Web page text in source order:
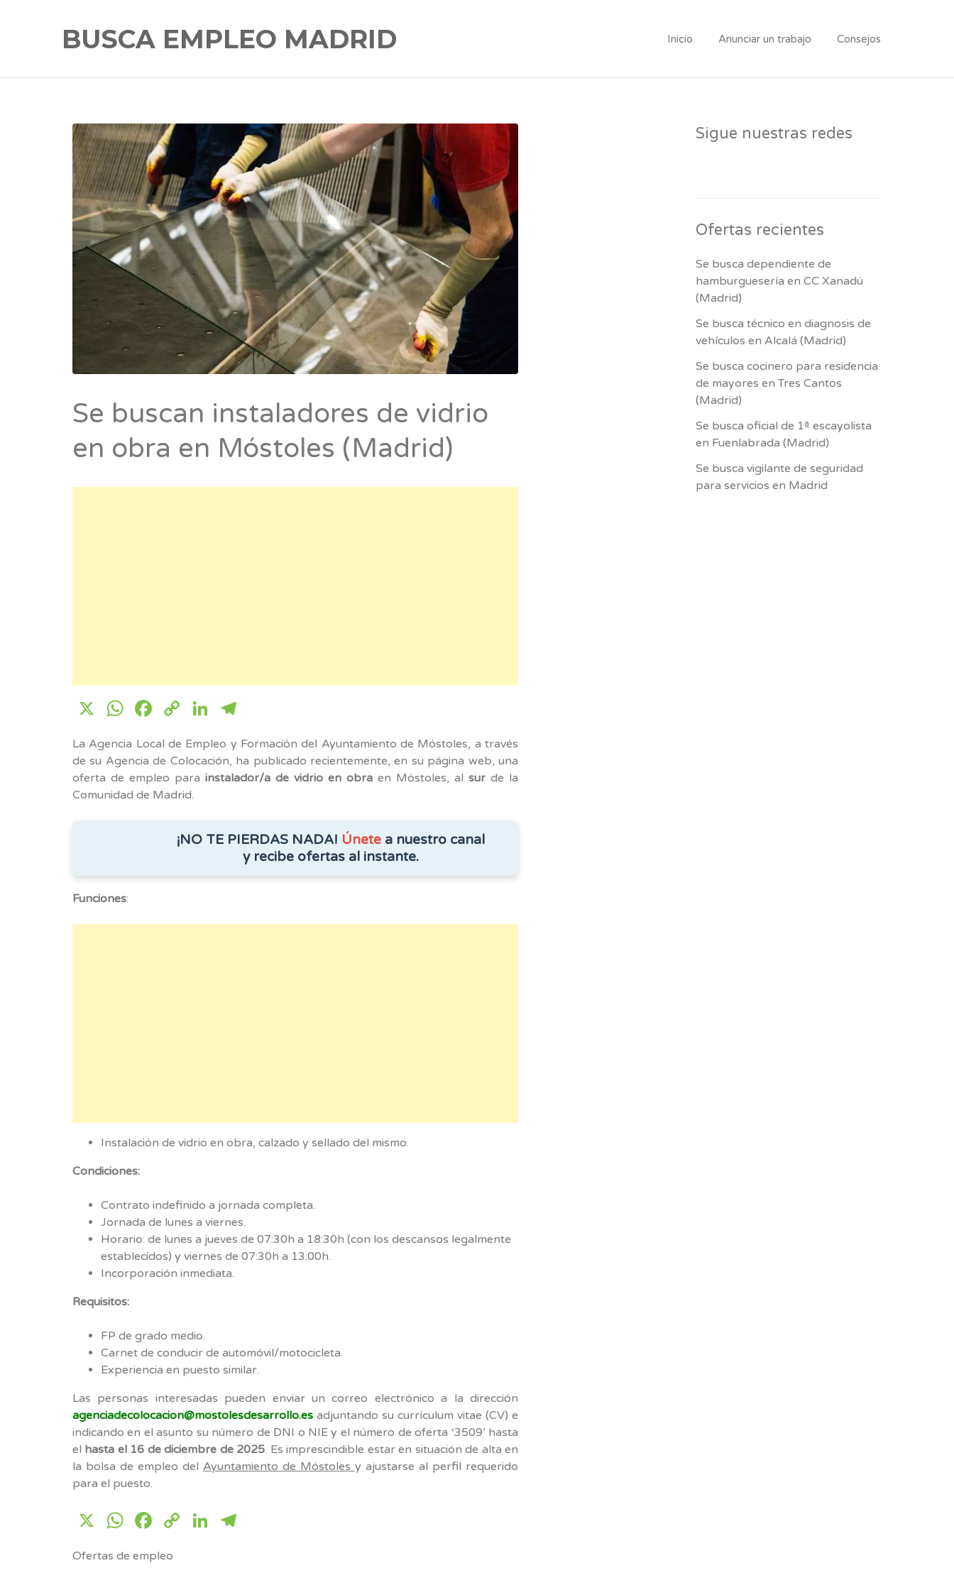
BUSCA EMPLEO MADRID Inicio Anunciar un trabajo Consejos
Se buscan instaladores de vidrio
en obra en Móstoles (Madrid)
X WhatsApp
Facebook
CopyLinkedIn
La Agencia Local de Empleo y Formación del Ayuntamiento de Móstoles, a través
de su Agencia de Colocación, ha publicado recientemente, en su página web, una
oferta de empleo parainstalador/a de vidrio en obra en Móstoles, alsurde la
Comunidad de Madrid.
¡NO TE PIERDAS NADA! Únete a nuestro canal
y recibe ofertas al instante.
Funciones:
Instalación de vidrio en obra, calzado y sellado del mismo.
Condiciones:
Contrato indefinido a jornada completa.
Jornada de lunes a viernes.
Horario: de lunes a jueves de 07:30h a 18:30h (con los descansos legalmente
establecidos) y viernes de 07:30h a 13:00h.
Incorporación inmediata.
Requisitos:
FP de grado medio.
Carnet de conducir de automóvil/motocicleta.
Experiencia en puesto similar.
Las personas interesadas pueden enviar un correo electrónico a la dirección
agenciadecolocacion@mostolesdesarrollo.es adjuntando su currículum vitae (CV) e
indicando en el asunto su número de DNI o NIE y el número de oferta ‘3509’ hasta
el hasta el 16 de diciembre de 2025. Es imprescindible estar en situación de alta en
la bolsa de empleo del Ayuntamiento de Móstoles y ajustarse al perfil requerido
para el puesto.
X WhatsApp
Facebook
CopyLinkedIn
Ofertas de empleo
Sigue nuestras redes
Ofertas recientes
Se busca dependiente de
hamburguesería en CC Xanadú
(Madrid)
Se busca técnico en diagnosis de
vehículos en Alcalá (Madrid)
Se busca cocinero para residencia
de mayores en Tres Cantos
(Madrid)
Se busca oficial de 1ª escayolista
en Fuenlabrada (Madrid)
Se busca vigilante de seguridad
para servicios en Madrid